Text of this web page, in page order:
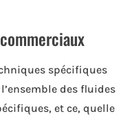
spécifiques
des fluides
et ce, quelle